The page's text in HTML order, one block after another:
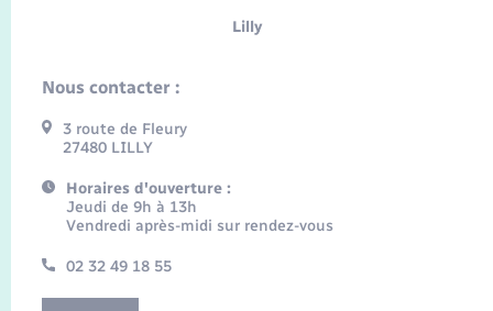
Lilly
Nous contacter :
3 route de Fleury
27480 LILLY
Horaires d'ouverture :
Jeudi de 9h à 13h
Vendredi après-midi sur rendez-vous
02 32 49 18 55